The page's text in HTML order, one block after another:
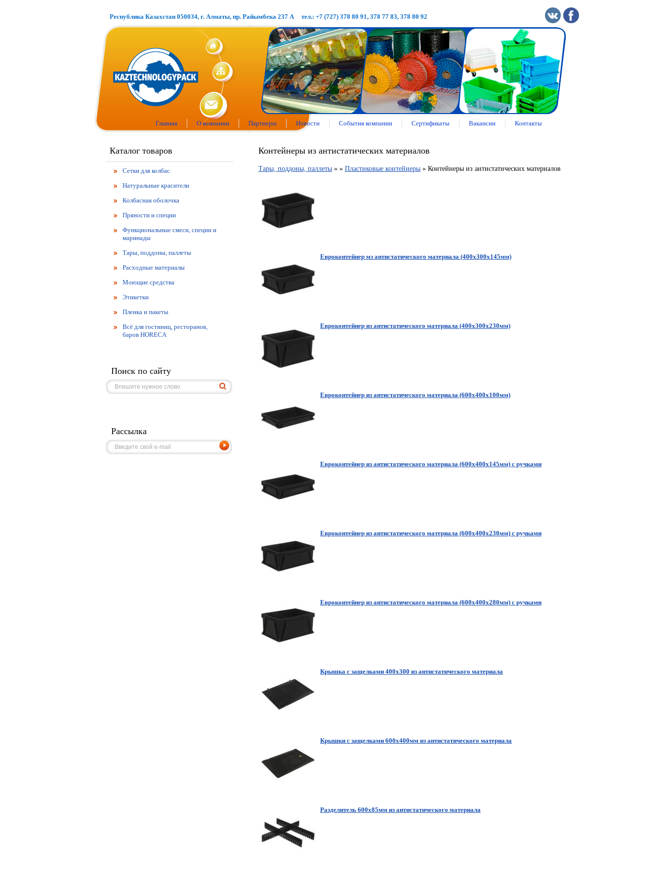
Республика Казахстан 050034, г. Алматы, пр. Райымбека 237 А тел.: +7 (727) 378 80 91, 378 77 83, 378 80 92
Главная О компании Партнеры Новости События компании Сертификаты Вакансии Контакты
Контейнеры из антистатических материалов
Тары, поддоны, паллеты » » Пластиковые контейнеры » Контейнеры из антистатических материалов
Евроконтейнер мз антистатического материала (400х300х145мм)
Евроконтейнер из антистатического материала (400х300х230мм)
Евроконтейнер из антистатического материала (600х400х100мм)
Евроконтейнер из антистатического материала (600х400х145мм) с ручками
Евроконтейнер из антистатического материала (600х400х230мм) с ручками
Евроконтейнер из антистатического материала (600х400х280мм) с ручками
Крышка с защелками 400х300 из антистатического материала
Крышки с защелками 600х400мм из антистатического материала
Разделитель 600х85мм из антистатического материала
Каталог товаров
Сетки для колбас
Натуральные красители
Колбасная оболочка
Пряности и специи
Функциональные смеси, специи и
маринады
Тары, поддоны, паллеты
Расходные материалы
Моющие средства
Этикетки
Пленка и пакеты
Всё для гостиниц, ресторанов,
баров HORECA
Поиск по сайту
Рассылка